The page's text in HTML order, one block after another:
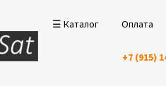
☰ Каталог Оплата
+7 (915)